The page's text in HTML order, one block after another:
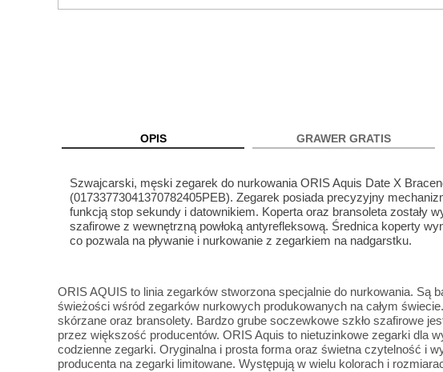
OPIS GRAWER GRATIS
Szwajcarski, męski zegarek do nurkowania ORIS Aquis Date X
(01733773041370782405PEB). Zegarek posiada precyzyjny
funkcją stop sekundy i datownikiem. Koperta oraz bransoleta zostały
szafirowe z wewnętrzną powłoką antyrefleksową. Średnica koperty
co pozwala na pływanie i nurkowanie z zegarkiem na nadgarstku.
ORIS AQUIS to linia zegarków stworzona specjalnie do nurkowania. Są
świeżości wśród zegarków nurkowych produkowanych na całym
skórzane oraz bransolety. Bardzo grube soczewkowe szkło szafirowe
przez większość producentów. ORIS Aquis to nietuzinkowe zegarki dla
codzienne zegarki. Oryginalna i prosta forma oraz świetna czytelność i
producenta na zegarki limitowane. Występują w wielu kolorach i